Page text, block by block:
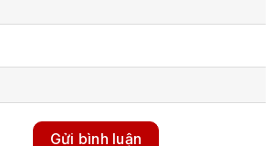
Gửi bình luận